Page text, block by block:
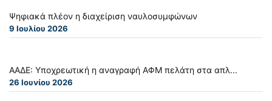
Ψηφιακά πλέον η διαχείριση ναυλοσυμφώνων
9 Ιουλίου 2026
ΑΑΔΕ: Υποχρεωτική η αναγραφή ΑΦΜ πελάτη στα απλ...
26 Ιουνίου 2026